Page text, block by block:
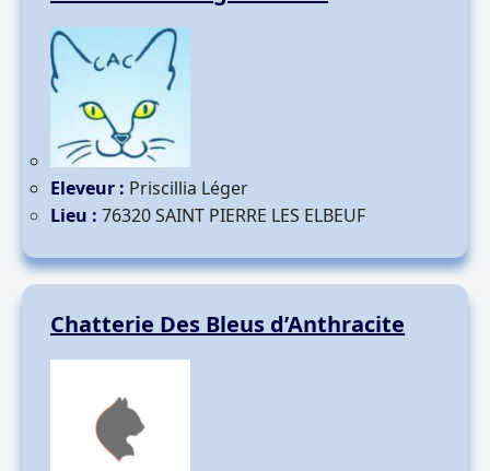
Eleveur : Priscillia Léger
Lieu :76320 SAINT PIERRE LES ELBEUF
Chatterie Des Bleus d’Anthracite